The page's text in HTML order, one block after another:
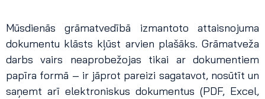
Mūsdienās grāmatvedībā izmantoto attaisnojuma
dokumentu klāsts kļūst arvien plašāks. Grāmatveža
darbs vairs neaprobežojas tikai ar dokumentiem
papīra formā – ir jāprot pareizi sagatavot, nosūtīt un
saņemt arī elektroniskus dokumentus (PDF, Excel,